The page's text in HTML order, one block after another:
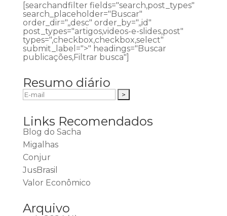
[searchandfilter fields="search,post_types"
search_placeholder="Buscar"
order_dir=",,desc" order_by=",,id"
post_types="artigos,videos-e-slides,post"
types=",checkbox,checkbox,select"
submit_label=">" headings="Buscar
publicações,Filtrar busca"]
Resumo diário
Links Recomendados
Blog do Sacha
Migalhas
Conjur
JusBrasil
Valor Econômico
Arquivo